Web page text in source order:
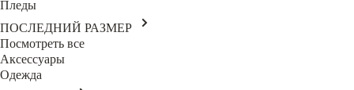
Пледы
ПОСЛЕДНИЙ РАЗМЕР
Посмотреть все
Аксессуары
Одежда